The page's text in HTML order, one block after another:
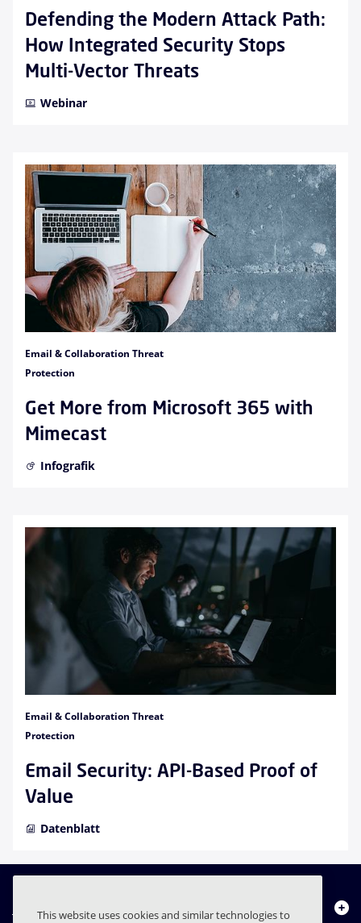
Defending the Modern Attack Path:
How Integrated Security Stops
Multi-Vector Threats
Webinar
Email & Collaboration Threat
Protection
Get More from Microsoft 365 with
Mimecast
Infografik
Email & Collaboration Threat
Protection
Email Security: API-Based Proof of
Value
Datenblatt
Über uns
This website uses cookies and similar technologies to